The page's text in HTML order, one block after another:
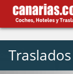
Traslados